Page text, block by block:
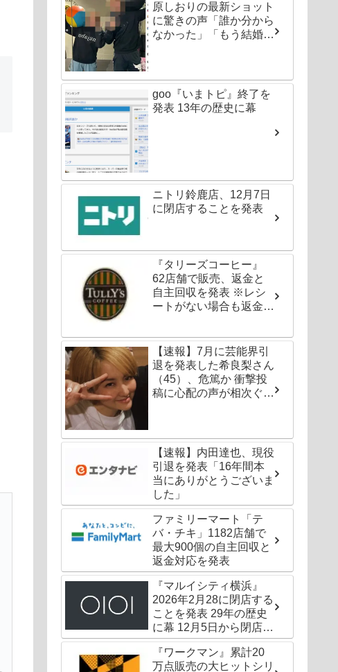
原しおりの最新ショット
に驚きの声「誰か分から
なかった」「もう結婚し
goo『いまトピ』終了を
発表 13年の歴史に幕
ニトリ鈴鹿店、12月7日
に閉店することを発表
『タリーズコーヒー』
62店舗で販売、返金と
自主回収を発表 ※レシ
ートがない場合も返金対
【速報】7月に芸能界引
退を発表した希良梨さん
（45）、危篤か 衝撃投
稿に心配の声が相次ぐ
【速報】内田達也、現役
引退を発表「16年間本
当にありがとうございま
した」
ファミリーマート「テ
バ・チキ」1182店舗で
最大900個の自主回収と
返金対応を発表
『マルイシティ横浜』
2026年2月28に閉店する
ことを発表 29年の歴史
に幕 12月5日から閉店セ
ールも
『ワークマン』累計20
万点販売の大ヒットシリ